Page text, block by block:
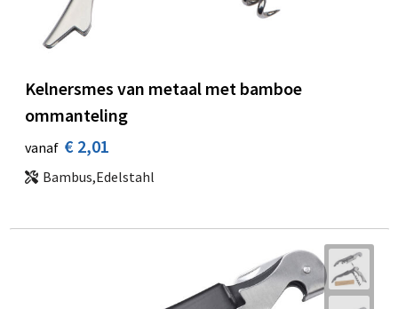
Kelnersmes van metaal met bamboe
ommanteling
vanaf € 2,01
Bambus,Edelstahl